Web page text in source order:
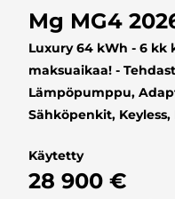
Mg MG4
Luxury 64 kWh - 6
maksuaikaa! -
Lämpöpumppu,
Sähköpenkit, Keyless,
Käytetty
28 900 €